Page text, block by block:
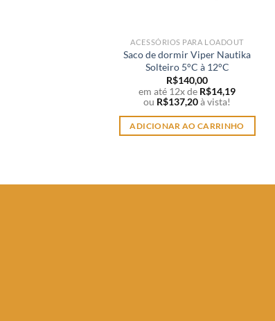
ACESSÓRIOS PARA LOADOUT
Saco de dormir Viper Nautika
Solteiro 5°C à 12°C
R$140,00
em até 12x de R$14,19
ou R$137,20à vista!
ADICIONAR AO CARRINHO